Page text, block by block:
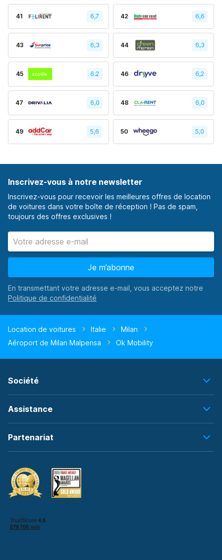
41 6,7 42 6,6
43 6,3 44 6,3
45 6.2 46 6,2
47 6,0 48 6,0
49 5,6 50 5,0
Inscrivez-vous à notre newsletter
Inscrivez-vous pour recevoir les meilleures offres de location
de voitures dans votre boîte de réception ! Pas de spam,
toujours des offres exclusives !
Je m’abonne
En transmettant votre adresse e-mail, vous acceptez notre
Location de voitures Italie
Milan
Aéroport de Milan Malpensa
Ok Mobility
Société
Assistance
Partenariat